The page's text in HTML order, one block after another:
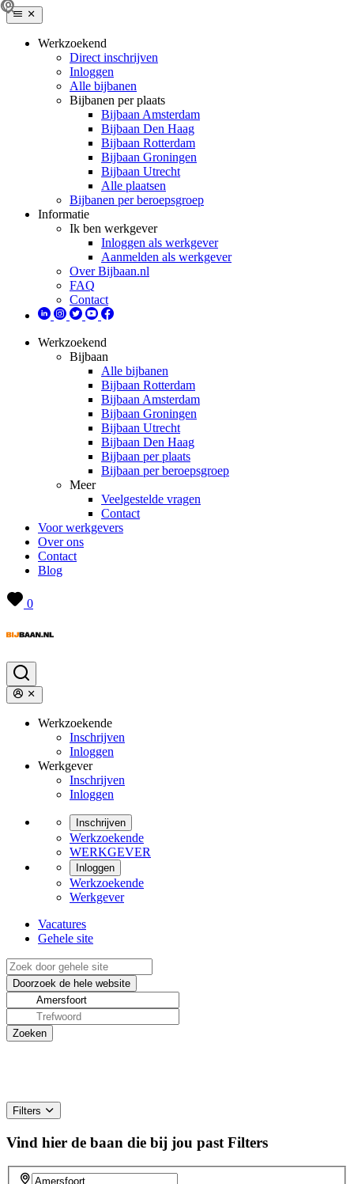
Werkzoekend
Direct inschrijven
Inloggen
Alle bijbanen
Bijbanen per plaats
Bijbaan Amsterdam
Bijbaan Den Haag
Bijbaan Rotterdam
Bijbaan Groningen
Bijbaan Utrecht
Alle plaatsen
Bijbanen per beroepsgroep
Informatie
Ik ben werkgever
Inloggen als werkgever
Aanmelden als werkgever
Over Bijbaan.nl
FAQ
Contact
Werkzoekend
Bijbaan
Alle bijbanen
Bijbaan Rotterdam
Bijbaan Amsterdam
Bijbaan Groningen
Bijbaan Utrecht
Bijbaan Den Haag
Bijbaan per plaats
Bijbaan per beroepsgroep
Meer
Veelgestelde vragen
Contact
Voor werkgevers
Over ons
Contact
Blog
0
Werkzoekende
Inschrijven
Inloggen
Werkgever
Inschrijven
Inloggen
Inschrijven
Werkzoekende
WERKGEVER
Inloggen
Werkzoekende
Werkgever
Vacatures
Gehele site
Filters
Vind hier de baan die bij jou past Filters